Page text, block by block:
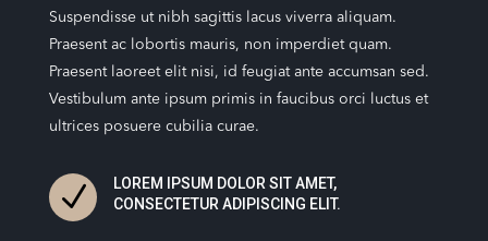
Suspendisse ut nibh sagittis lacus viverra aliquam.
Praesent ac lobortis mauris, non imperdiet quam.
Praesent laoreet elit nisi, id feugiat ante accumsan sed.
Vestibulum ante ipsum primis in faucibus orci luctus et
ultrices posuere cubilia curae.
N
LOREM IPSUM DOLOR SIT AMET,
CONSECTETUR ADIPISCING ELIT.